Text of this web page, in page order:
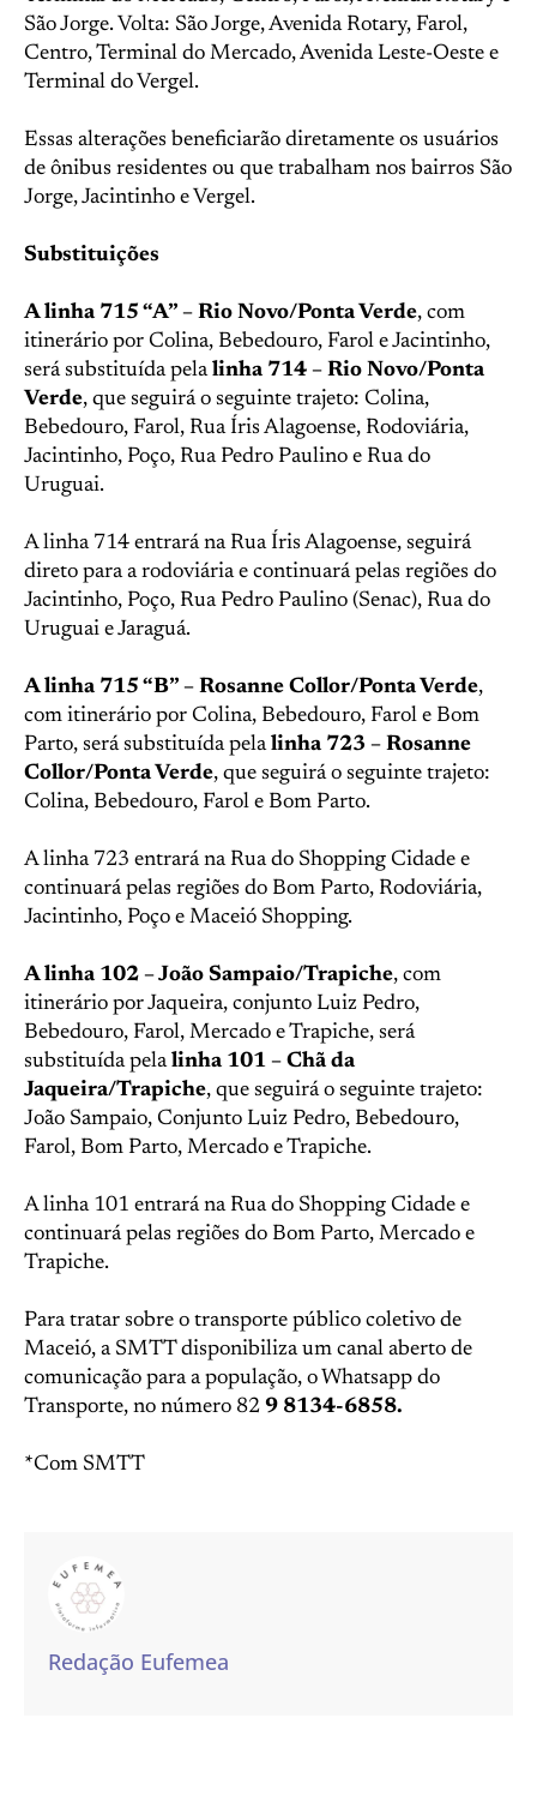
São Jorge. Volta: São Jorge, Avenida Rotary, Farol,
Centro, Terminal do Mercado, Avenida Leste-Oeste e
Terminal do Vergel.
Essas alterações beneficiarão diretamente os usuários
de ônibus residentes ou que trabalham nos bairros São
Jorge, Jacintinho e Vergel.
Substituições
A linha 715 “A” – Rio Novo/Ponta Verde, com
itinerário por Colina, Bebedouro, Farol e Jacintinho,
será substituída pelalinha 714 – Rio Novo/Ponta
Verde, que seguirá o seguinte trajeto: Colina,
Bebedouro, Farol, Rua Íris Alagoense, Rodoviária,
Jacintinho, Poço, Rua Pedro Paulino e Rua do
Uruguai.
A linha 714 entrará na Rua Íris Alagoense, seguirá
direto para a rodoviária e continuará pelas regiões do
Jacintinho, Poço, Rua Pedro Paulino (Senac), Rua do
Uruguai e Jaraguá.
A linha 715 “B” – Rosanne Collor/Ponta Verde,
com itinerário por Colina, Bebedouro, Farol e Bom
Parto, será substituída pelalinha 723 – Rosanne
Collor/Ponta Verde, que seguirá o seguinte trajeto:
Colina, Bebedouro, Farol e Bom Parto.
A linha 723 entrará na Rua do Shopping Cidade e
continuará pelas regiões do Bom Parto, Rodoviária,
Jacintinho, Poço e Maceió Shopping.
A linha 102 – João Sampaio/Trapiche, com
itinerário por Jaqueira, conjunto Luiz Pedro,
Bebedouro, Farol, Mercado e Trapiche, será
substituída pelalinha 101 – Chã da
Jaqueira/Trapiche, que seguirá o seguinte trajeto:
João Sampaio, Conjunto Luiz Pedro, Bebedouro,
Farol, Bom Parto, Mercado e Trapiche.
A linha 101 entrará na Rua do Shopping Cidade e
continuará pelas regiões do Bom Parto, Mercado e
Trapiche.
Para tratar sobre o transporte público coletivo de
Maceió, a SMTT disponibiliza um canal aberto de
comunicação para a população, o Whatsapp do
Transporte, no número 82 9 8134-6858.
*Com SMTT
Redação Eufemea